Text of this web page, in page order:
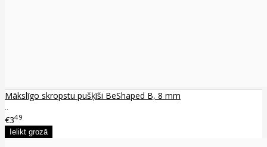
Mākslīgo skropstu pušķīši BeShaped B, 8 mm
..
€349